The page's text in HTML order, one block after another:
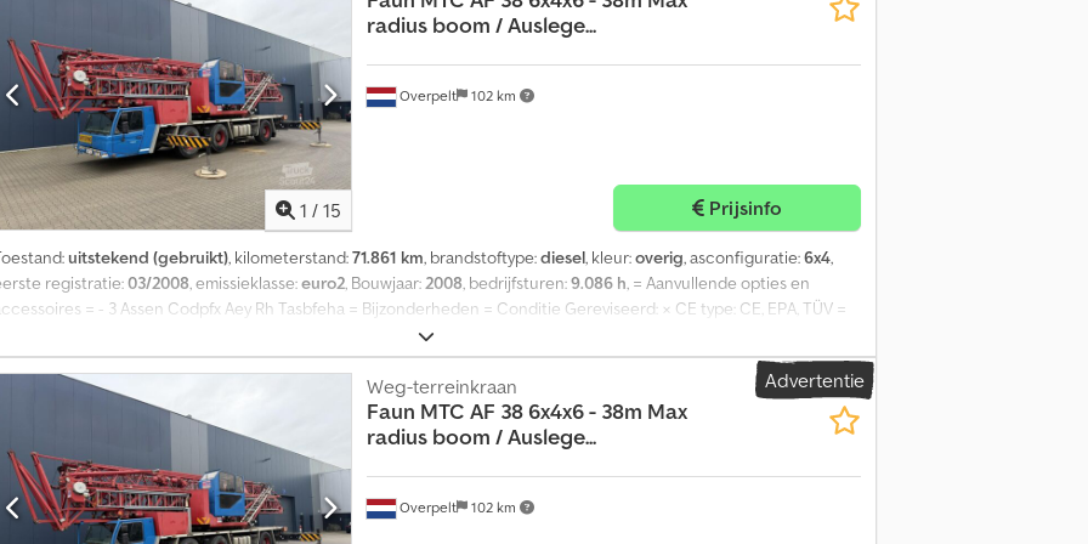
1 / 15
Overpelt 102 km
radius boom / Auslege...
Prijsinfo
uitstekend (gebruikt), kilometerstand:71.861 km, brandstoftype:diesel, kleur:overig, asconfiguratie:6x4,
registratie:03/2008, emissieklasse:euro2, Bouwjaar:2008, bedrijfsturen:9.086 h, = Aanvullende opties en
= - 3 Assen Codpfx Aey Rh Tasbfeha = Bijzonderheden = Conditie Gereviseerd: × CE type: CE, EPA, TÜV =
Meer informatie = Technische informatie Aantal cilinders: 6 Aandrijving: Wiel Motor type: MERCEDES-BENZ Mercedes-
OM926LA (Euro 2), ~240 kW (326 HP). Gewichten Ledig gewicht: 35.880 kg Laadvermogen: 120 kg GVW: 36.000 kg
Functioneel Bovenarmlengte: 38 m CE markering: ja Onderhoud, historie en staat APK: gekeurd tot dec. 2026
Technische staat: zeer goed Optische staat: zeer goed Identificatie Kenteken: 1VKP472
Advertentie
Overpelt 102 km
Weg-terreinkraan
Faun MTC AF 38 6x4x6 - 38m Max
radius boom / Auslege...